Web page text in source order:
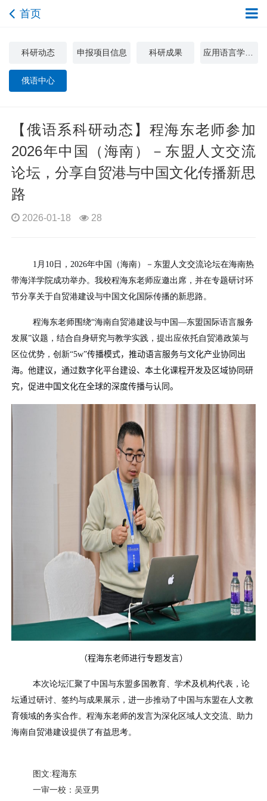
首页
科研动态 申报项目信息 科研成果
俄语中心
【俄语系科研动态】程海东老师参加
2026年中国（海南）－东盟人文交流
论坛，分享自贸港与中国文化传播新思
路
2026-01-18 28
1 月 10 日，2026年中国（海南）－东盟人文交流论坛在海南热
带海洋学院成功举办。我校程海东老师应邀出席，并在专题研讨环
节分享关于自贸港建设与中国文化国际传播的新思路。
程海东老师围绕“海南自贸港建设与中国—东盟国际语言服务
发展”议题，结合自身研究与教学实践，提出应依托自贸港政策与
区位优势，创新“5w”传播模式，推动语言服务与文化产业协同出
海。他建议，通过数字化平台建设、本土化课程开发及区域协同研
究，促进中国文化在全球的深度传播与认同。
（程海东老师进行专题发言）
本次论坛汇聚了中国与东盟多国教育、学术及机构代表，论
坛通过研讨、签约与成果展示，进一步推动了中国与东盟在人文教
育领域的务实合作。程海东老师的发言为深化区域人文交流、助力
海南自贸港建设提供了有益思考。
图文:程海东
一审一校：吴亚男